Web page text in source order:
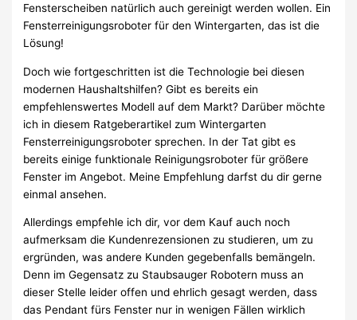
Fensterscheiben natürlich auch gereinigt werden wollen. Ein
Fensterreinigungsroboter für den Wintergarten, das ist die
Lösung!
Doch wie fortgeschritten ist die Technologie bei diesen
modernen Haushaltshilfen? Gibt es bereits ein
empfehlenswertes Modell auf dem Markt? Darüber möchte
ich in diesem Ratgeberartikel zum Wintergarten
Fensterreinigungsroboter sprechen. In der Tat gibt es
bereits einige funktionale Reinigungsroboter für größere
Fenster im Angebot. Meine Empfehlung darfst du dir gerne
einmal ansehen.
Allerdings empfehle ich dir, vor dem Kauf auch noch
aufmerksam die Kundenrezensionen zu studieren, um zu
ergründen, was andere Kunden gegebenfalls bemängeln.
Denn im Gegensatz zu Staubsauger Robotern muss an
dieser Stelle leider offen und ehrlich gesagt werden, dass
das Pendant fürs Fenster nur in wenigen Fällen wirklich